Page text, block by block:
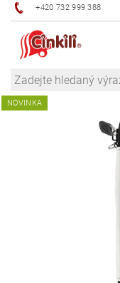
+420 732 999 388
NOVINKA